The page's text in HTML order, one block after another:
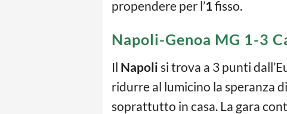
propendere per l’1fisso.
Napoli-Genoa MG 1-3
Il Napoli si trova a 3 punti
ridurre al lumicino la speranza
soprattutto in casa. La gara